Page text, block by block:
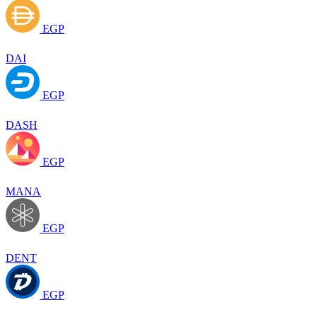
EGP
DAI
EGP
DASH
EGP
MANA
EGP
DENT
EGP